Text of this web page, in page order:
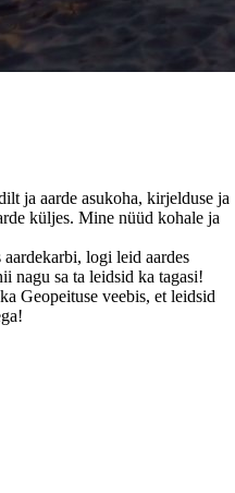
ja aarde asukoha, kirjelduse ja
küljes. Mine nüüd kohale ja
aardekarbi, logi leid aardes
nagu sa ta leidsid ka tagasi!
Geopeituse veebis, et leidsid